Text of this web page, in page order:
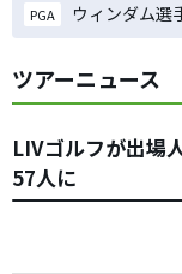
PGA ウィンダム選
ツアーニュース
LIVゴルフが出場
57人に